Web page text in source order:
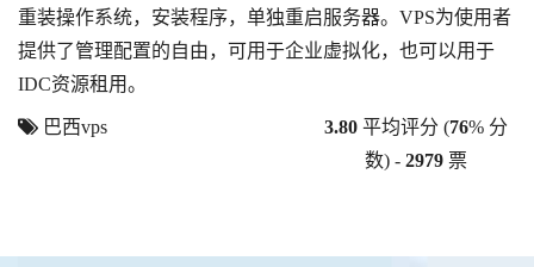
重装操作系统，安装程序，单独重启服务器。VPS为使用者
提供了管理配置的自由，可用于企业虚拟化，也可以用于
IDC资源租用。
巴西vps 3.80 平均评分 (76% 分
数) -2979 票